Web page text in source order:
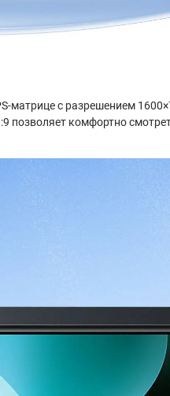
с разрешением
позволяет комфортно